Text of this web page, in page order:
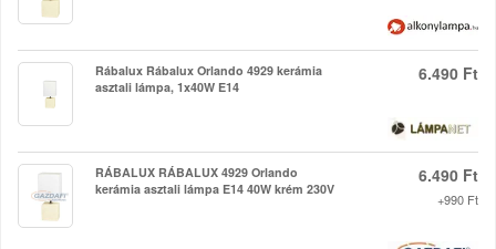
Rábalux Rábalux Orlando 4929 kerámia
asztali lámpa, 1x40W E14
6.490 Ft
RÁBALUX RÁBALUX 4929 Orlando
kerámia asztali lámpa E14 40W krém 230V
6.490 Ft
+990 Ft